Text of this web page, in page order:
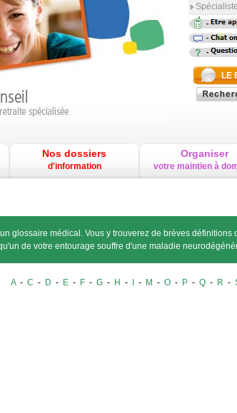
-
-
-
LE
Nos dossiers
d'information
Organiser
votre maintien à
glossaire médical. Vous y trouverez de brèves définitions
de votre entourage souffre d'une maladie
A- C - D - E- F- G- H - - M - O- P- Q- R -